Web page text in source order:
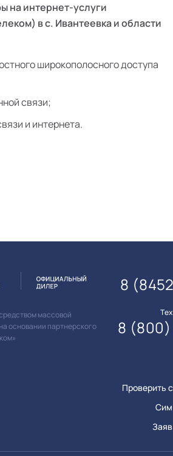
на интернет-услуги
в с. Ивантеевка и области
широкополосного доступа
связи;
и интернета.
массовой
основании партнерского
Проверить
8
8